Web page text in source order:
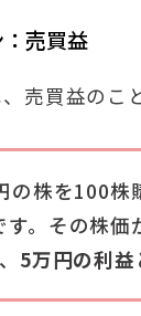
売買益
売買益のこと
株を100株
す。その株
5万円の利益